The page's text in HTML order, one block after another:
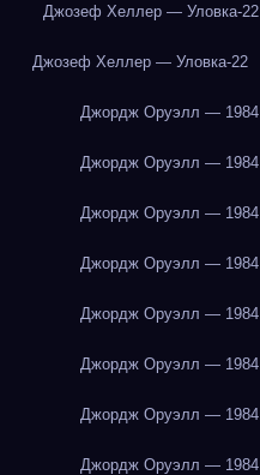
Джозеф Хеллер — Уловка-22
Джозеф Хеллер — Уловка-22
Джордж Оруэлл — 1984
Джордж Оруэлл — 1984
Джордж Оруэлл — 1984
Джордж Оруэлл — 1984
Джордж Оруэлл — 1984
Джордж Оруэлл — 1984
Джордж Оруэлл — 1984
Джордж Оруэлл — 1984